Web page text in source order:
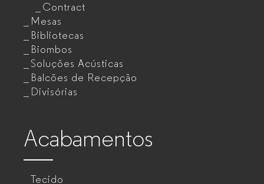
Contract
Mesas
Bibliotecas
Biombos
Soluções Acústicas
Balcões de Recepção
Divisórias
Acabamentos
Tecido